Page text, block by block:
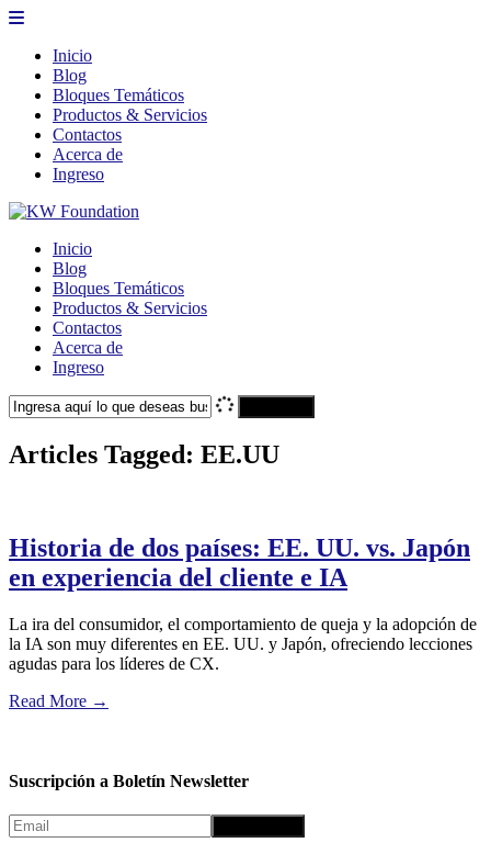
Inicio
Blog
Bloques Temáticos
Productos & Servicios
Contactos
Acerca de
Ingreso
Inicio
Blog
Bloques Temáticos
Productos & Servicios
Contactos
Acerca de
Ingreso
Articles Tagged: EE.UU
Historia de dos países: EE. UU. vs. Japón
en experiencia del cliente e IA
La ira del consumidor, el comportamiento de queja y la adopción de
la IA son muy diferentes en EE. UU. y Japón, ofreciendo lecciones
agudas para los líderes de CX.
Read More →
Suscripción a Boletín Newsletter